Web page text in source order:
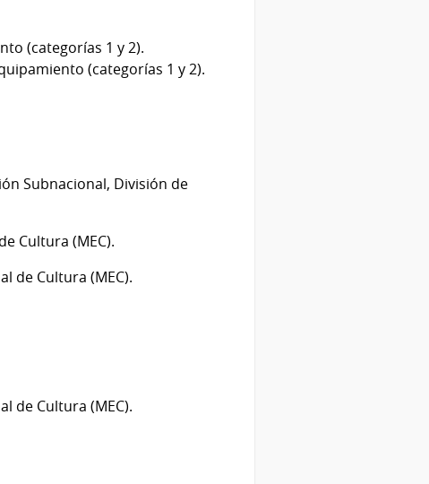
(categorías 1 y 2).
(categorías 1 y 2).
Subnacional, División de
Cultura (MEC).
de Cultura (MEC).
de Cultura (MEC).